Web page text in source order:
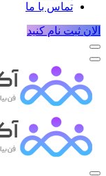
تماس با ما
الان ثبت نام کنید